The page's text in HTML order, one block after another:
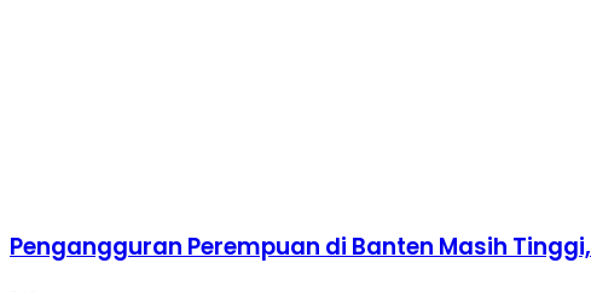
Pengangguran Perempuan di Banten Masih